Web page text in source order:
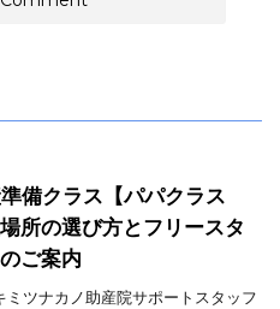
備クラス【パパクラス
所の選び方とフリースタ
ご案内
ミツナカノ助産院サポートスタッフ